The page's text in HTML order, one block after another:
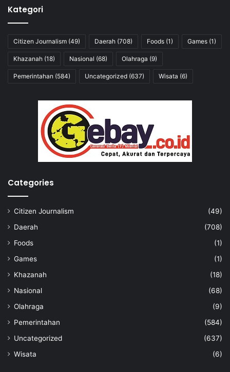
Kategori
Citizen Journalism (49) Daerah (708) Foods (1) Games (1)
Khazanah (18) Nasional (68) Olahraga (9)
Pemerintahan (584) Uncategorized (637) Wisata (6)
Categories
Citizen Journalism
(49)
Daerah
(708)
Foods
(1)
Games
(1)
Khazanah
(18)
Nasional
(68)
Olahraga
(9)
Pemerintahan
(584)
Uncategorized
(637)
Wisata
(6)